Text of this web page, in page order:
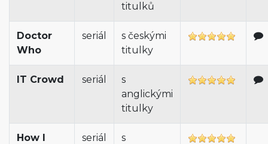
titulků
Doctor
Who
seriál
s českými
titulky
IT Crowd seriál
s
anglickými
titulky
How I
seriál
s